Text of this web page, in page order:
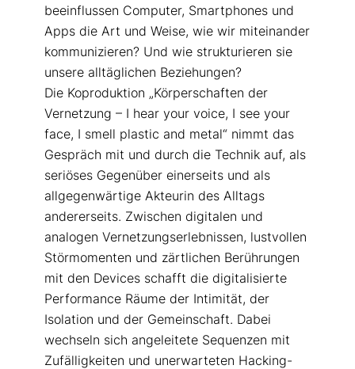
beeinflussen Computer, Smartphones und
Apps die Art und Weise, wie wir miteinander
kommunizieren? Und wie strukturieren sie
unsere alltäglichen Beziehungen?
Die Koproduktion „Körperschaften der
Vernetzung – I hear your voice, I see your
face, I smell plastic and metal“ nimmt das
Gespräch mit und durch die Technik auf, als
seriöses Gegenüber einerseits und als
allgegenwärtige Akteurin des Alltags
andererseits. Zwischen digitalen und
analogen Vernetzungserlebnissen, lustvollen
Störmomenten und zärtlichen Berührungen
mit den Devices schafft die digitalisierte
Performance Räume der Intimität, der
Isolation und der Gemeinschaft. Dabei
wechseln sich angeleitete Sequenzen mit
Zufälligkeiten und unerwarteten Hacking-